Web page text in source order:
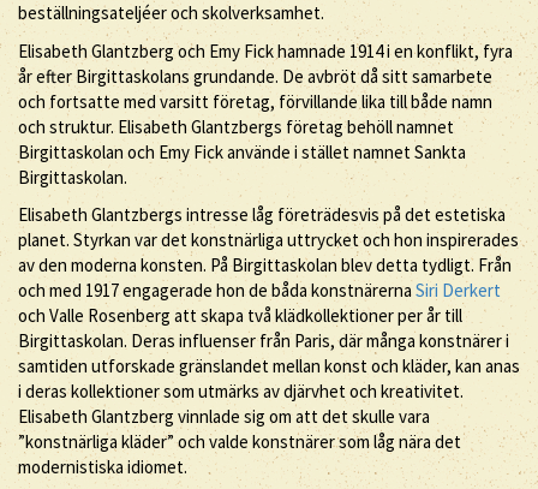
beställningsateljéer och skolverksamhet.
Elisabeth Glantzberg och Emy Fick hamnade 1914 i en konflikt, fyra
år efter Birgittaskolans grundande. De avbröt då sitt samarbete
och fortsatte med varsitt företag, förvillande lika till både namn
och struktur. Elisabeth Glantzbergs företag behöll namnet
Birgittaskolan och Emy Fick använde i stället namnet Sankta
Birgittaskolan.
Elisabeth Glantzbergs intresse låg företrädesvis på det estetiska
planet. Styrkan var det konstnärliga uttrycket och hon inspirerades
av den moderna konsten. På Birgittaskolan blev detta tydligt. Från
och med 1917 engagerade hon de båda konstnärernaSiri Derkert
och Valle Rosenberg att skapa två klädkollektioner per år till
Birgittaskolan. Deras influenser från Paris, där många konstnärer i
samtiden utforskade gränslandet mellan konst och kläder, kan anas
i deras kollektioner som utmärks av djärvhet och kreativitet.
Elisabeth Glantzberg vinnlade sig om att det skulle vara
”konstnärliga kläder” och valde konstnärer som låg nära det
modernistiska idiomet.